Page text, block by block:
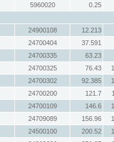
5960020
0.25
24900108
12.213
24700404
37.591
24700335
63.23
24700325 76.43
24700302 92.385
24700200 121.7
24700109 146.6
24709089 156.96
24500100 200.52